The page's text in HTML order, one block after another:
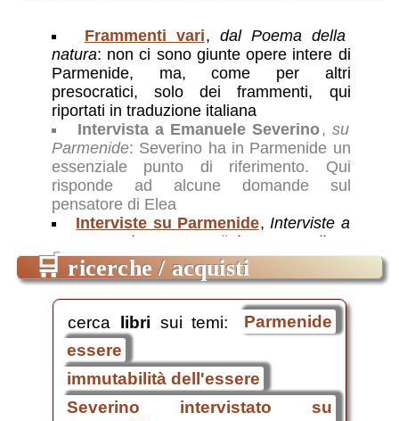
Frammenti vari,dal Poema della
natura: non ci sono giunte opere intere di
Parmenide, ma, come per altri
presocratici, solo dei frammenti, qui
riportati in traduzione italiana
Intervista a Emanuele Severino, su
Parmenide: Severino ha in Parmenide un
essenziale punto di riferimento. Qui
risponde ad alcune domande sul
pensatore di Elea
Interviste su Parmenide, Interviste a
H.G. Gadamer, V.Hösle, G.Pugliese
Carratelli, E.Severino: tratte dall EMSF
della Rai
🛒 ricerche / acquisti
cerca libri sui temi:
Parmenide
essere
immutabilità dell'essere
Severino intervistato su